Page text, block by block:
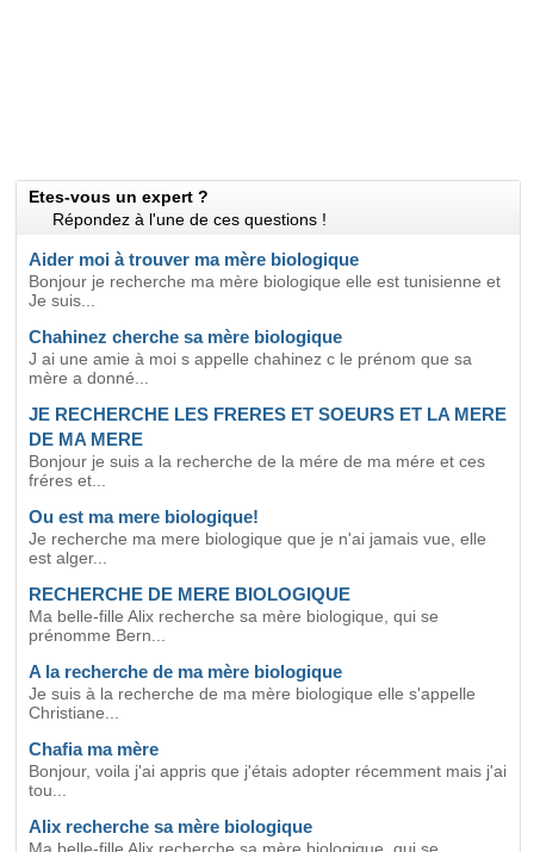
Etes-vous un expert ?
Répondez à l'une de ces questions !
Aider moi à trouver ma mère biologique
Bonjour je recherche ma mère biologique elle est tunisienne et
Je suis...
Chahinez cherche sa mère biologique
J ai une amie à moi s appelle chahinez c le prénom que sa
mère a donné...
JE RECHERCHE LES FRERES ET SOEURS ET LA MERE
DE MA MERE
Bonjour je suis a la recherche de la mére de ma mére et ces
fréres et...
Ou est ma mere biologique!
Je recherche ma mere biologique que je n'ai jamais vue, elle
est alger...
RECHERCHE DE MERE BIOLOGIQUE
Ma belle-fille Alix recherche sa mère biologique, qui se
prénomme Bern...
A la recherche de ma mère biologique
Je suis à la recherche de ma mère biologique elle s'appelle
Christiane...
Chafia ma mère
Bonjour, voila j'ai appris que j'étais adopter récemment mais j'ai
tou...
Alix recherche sa mère biologique